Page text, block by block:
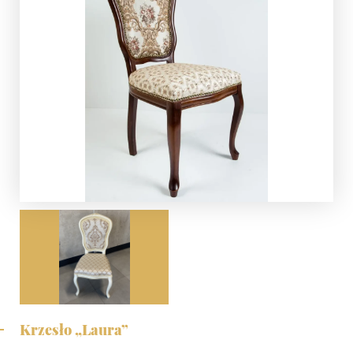
Krzesło „Laura”